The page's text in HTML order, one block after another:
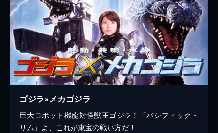
ゴジラ×メカゴジラ
巨大ロボット機龍対怪獣王ゴジラ！「パシフィック・
リム」よ、これが東宝の戦い方だ！